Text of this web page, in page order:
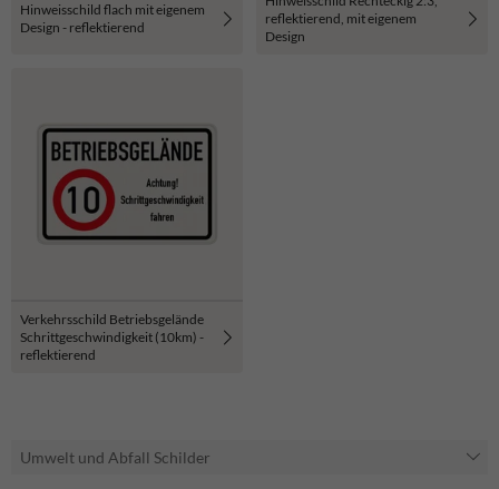
Hinweisschild flach mit eigenem
Design - reflektierend
reflektierend, mit eigenem
Design
Verkehrsschild Betriebsgelände
Schrittgeschwindigkeit (10km) -
reflektierend
Umwelt und Abfall Schilder